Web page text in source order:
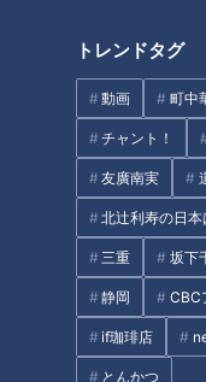
トレンドタグ
動画 町中
チャント！
友廣南実
北辻利寿の日
三重 坂下
静岡 CBC
if珈琲店
とんかつ
ほぼ名古屋市・尾頭橋
れフード『不朽最中』
きます！【チャント！】
パンサー